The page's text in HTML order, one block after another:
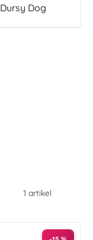
Dursy Dog
1 artikel